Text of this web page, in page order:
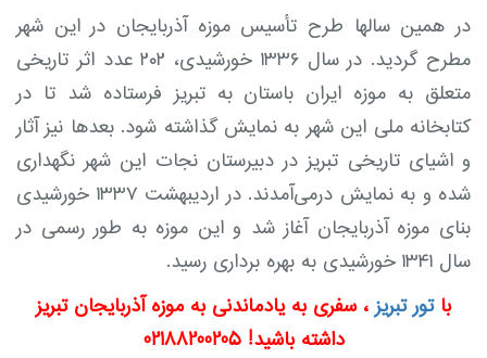
در همین سالها طرح تأسیس موزهٔ آذربایجان در این شهر
مطرح گردید. در سال ۱۳۳۶ خورشیدی، ۲۰۲ عدد اثر تاریخی
متعلق به موزه ایران باستان به تبریز فرستاده شد تا در
کتابخانهٔ ملی این شهر به نمایش گذاشته شود. بعدها نیز آثار
و اشیای تاریخی تبریز در دبیرستان نجات این شهر نگهداری
شده و به نمایش درمی‌آمدند. در اردیبهشت ۱۳۳۷ خورشیدی
بنای موزهٔ آذربایجان آغاز شد و این موزه به طور رسمی در
سال ۱۳۴۱ خورشیدی به بهره‌ برداری رسید.
باتور تبریز، سفری به یادماندنی به موزه آذربایجان تبریز
داشته باشید! 02188200205